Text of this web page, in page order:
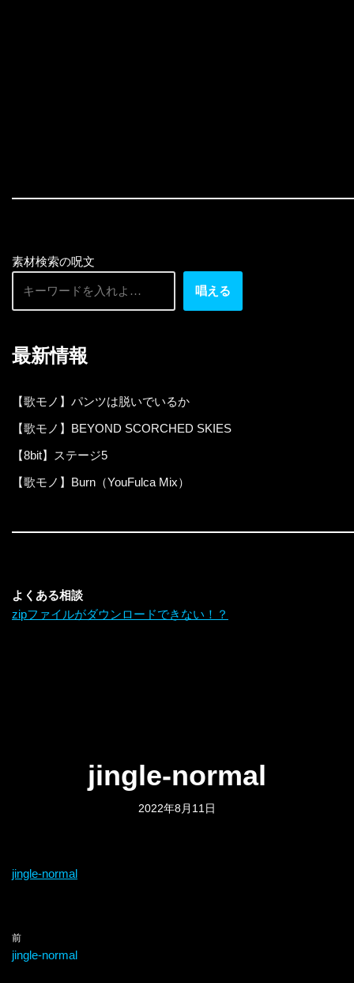
素材検索の呪文
唱える
最新情報
【歌モノ】パンツは脱いでいるか
【歌モノ】BEYOND SCORCHED SKIES
【8bit】ステージ5
【歌モノ】Burn（YouFulca Mix）
よくある相談
zipファイルがダウンロードできない！？
jingle-normal
2022年8月11日
jingle-normal
前
jingle-normal